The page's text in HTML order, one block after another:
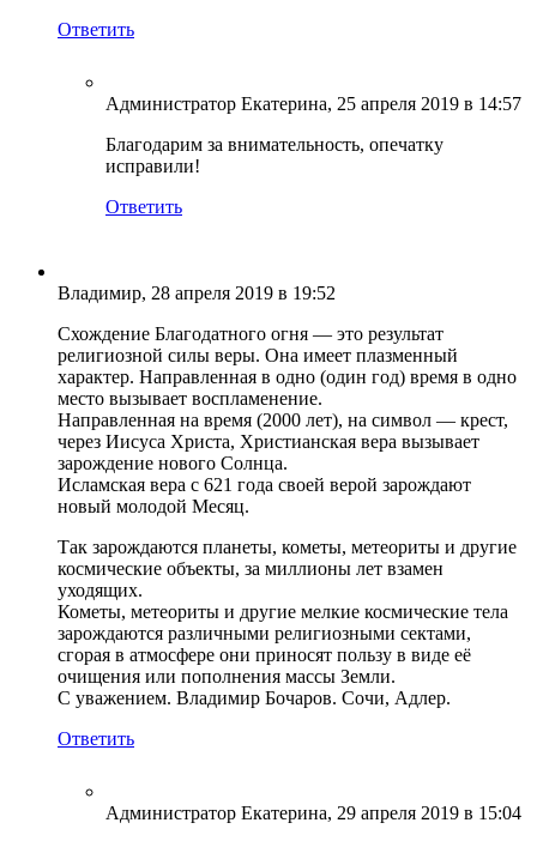
Ответить
Администратор Екатерина, 25 апреля 2019 в 14:57
Благодарим за внимательность, опечатку
исправили!
Ответить
Владимир, 28 апреля 2019 в 19:52
Схождение Благодатного огня — это результат
религиозной силы веры. Она имеет плазменный
характер. Направленная в одно (один год) время в одно
место вызывает воспламенение.
Направленная на время (2000 лет), на символ — крест,
через Иисуса Христа, Христианская вера вызывает
зарождение нового Солнца.
Исламская вера с 621 года своей верой зарождают
новый молодой Месяц.
Так зарождаются планеты, кометы, метеориты и другие
космические объекты, за миллионы лет взамен
уходящих.
Кометы, метеориты и другие мелкие космические тела
зарождаются различными религиозными сектами,
сгорая в атмосфере они приносят пользу в виде её
очищения или пополнения массы Земли.
С уважением. Владимир Бочаров. Сочи, Адлер.
Ответить
Администратор Екатерина, 29 апреля 2019 в 15:04